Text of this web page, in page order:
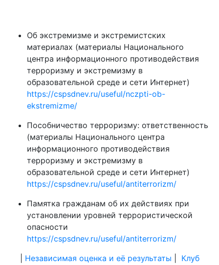
Об экстремизме и экстремистских
материалах (материалы Национального
центра информационного противодействия
терроризму и экстремизму в
образовательной среде и сети Интернет)
https://cspsdnev.ru/useful/nczpti-ob-
ekstremizme/
Пособничество терроризму: ответственность
(материалы Национального центра
информационного противодействия
терроризму и экстремизму в
образовательной среде и сети Интернет)
https://cspsdnev.ru/useful/antiterrorizm/
Памятка гражданам об их действиях при
установлении уровней террористической
опасности
https://cspsdnev.ru/useful/antiterrorizm/
Независимая оценка и её результаты
Клуб